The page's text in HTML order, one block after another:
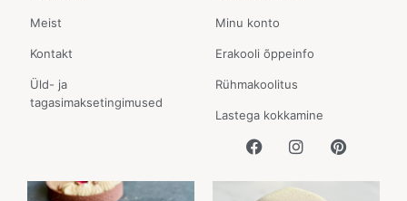
Meist
Kontakt
Üld- ja
tagasimaksetingimused
Minu konto
Erakooli õppeinfo
Rühmakoolitus
Lastega kokkamine